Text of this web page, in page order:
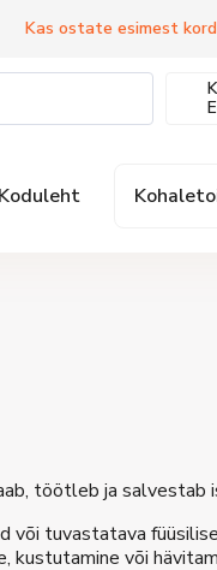
Kas ostate esimest
Koduleht
töötleb ja
või tuvastatava
kustutamine või